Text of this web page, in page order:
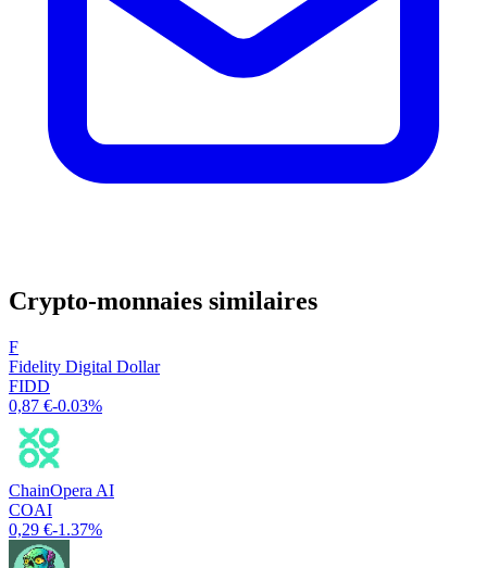
Crypto-monnaies similaires
F
Fidelity Digital Dollar
FIDD
0,87 €-0.03%
ChainOpera AI
COAI
0,29 €-1.37%